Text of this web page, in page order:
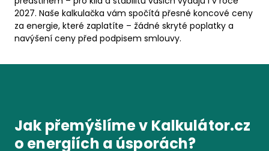
2027. Naše kalkulačka vám spočítá přesné koncové ceny
za energie, které zaplatíte – žádné skryté poplatky a
navýšení ceny před podpisem smlouvy.
Jak přemýšlíme v Kalkulátor.cz
o energiích a úsporách?